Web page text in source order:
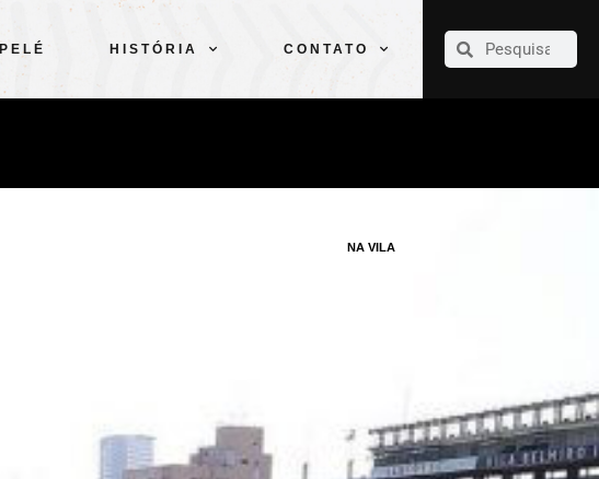
PELÉ HISTÓRIA CONTATO
CLUBE
NA VILA